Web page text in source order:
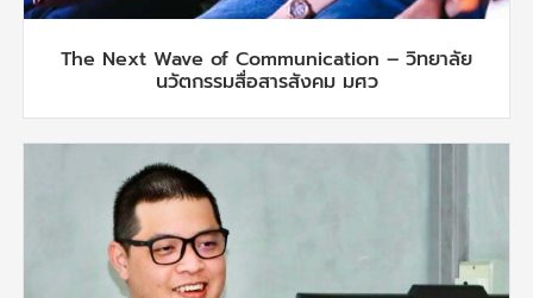
The Next Wave of Communication – วิทยาลัย
นวัตกรรมสื่อสารสังคม มศว